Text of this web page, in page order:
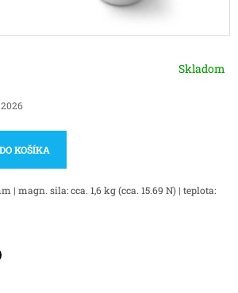
Skladom
KOŠÍKA
| magn. sila: cca. 1,6 kg (cca. 15.69 N) | teplota: